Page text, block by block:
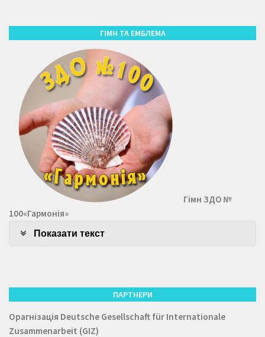
ГІМН ТА ЕМБЛЕМА
Гімн ЗДО №
100«Гармонія»
Показати текст
ПАРТНЕРИ
Орагнізація Deutsche Gesellschaft für Internationale
Zusammenarbeit (GIZ)